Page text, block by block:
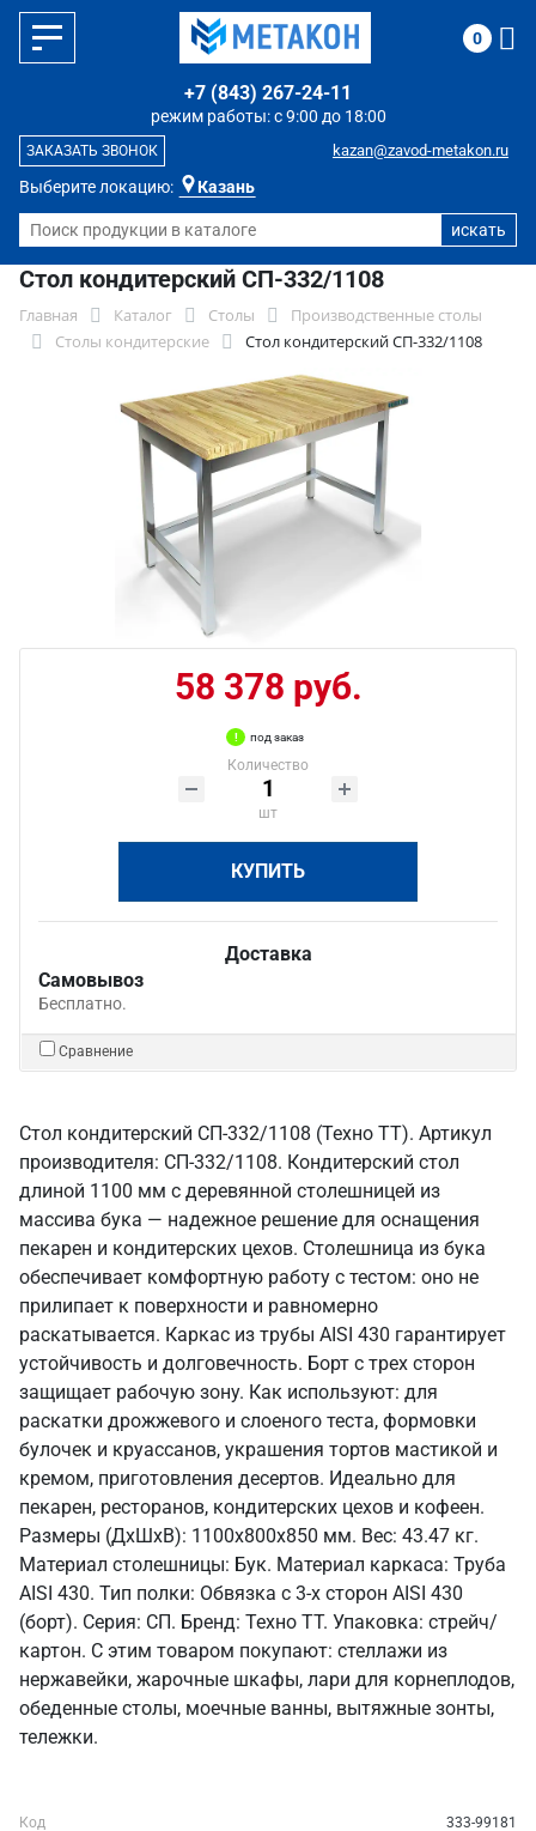
Выберите локацию: Казань
режим работы: с 9:00 до 18:00
+7 (843) 267-24-11
kazan@zavod-metakon.ru
ЗАКАЗАТЬ ЗВОНОК
0
Стол кондитерский СП-332/1108
Главная Каталог Столы
Производственные столы
Столы кондитерские
Стол кондитерский СП-332/1108
58 378 руб.
под заказ
Количество
шт
КУПИТЬ
Доставка
Самовывоз
Бесплатно.
Сравнение
Стол кондитерский СП-332/1108 (Техно ТТ). Артикул
производителя: СП-332/1108. Кондитерский стол
длиной 1100 мм с деревянной столешницей из
массива бука — надежное решение для оснащения
пекарен и кондитерских цехов. Столешница из бука
обеспечивает комфортную работу с тестом: оно не
прилипает к поверхности и равномерно
раскатывается. Каркас из трубы AISI 430 гарантирует
устойчивость и долговечность. Борт с трех сторон
защищает рабочую зону. Как используют: для
раскатки дрожжевого и слоеного теста, формовки
булочек и круассанов, украшения тортов мастикой и
кремом, приготовления десертов. Идеально для
пекарен, ресторанов, кондитерских цехов и кофеен.
Размеры (ДхШхВ): 1100x800x850 мм. Вес: 43.47 кг.
Материал столешницы: Бук. Материал каркаса: Труба
AISI 430. Тип полки: Обвязка с 3-х сторон AISI 430
(борт). Серия: СП. Бренд: Техно ТТ. Упаковка: стрейч/
картон. С этим товаром покупают: стеллажи из
нержавейки, жарочные шкафы, лари для корнеплодов,
обеденные столы, моечные ванны, вытяжные зонты,
тележки.
Код
333-99181